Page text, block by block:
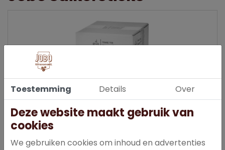
Toestemming Details Over
Deze website maakt gebruik van
cookies
We gebruiken cookies om inhoud en advertenties